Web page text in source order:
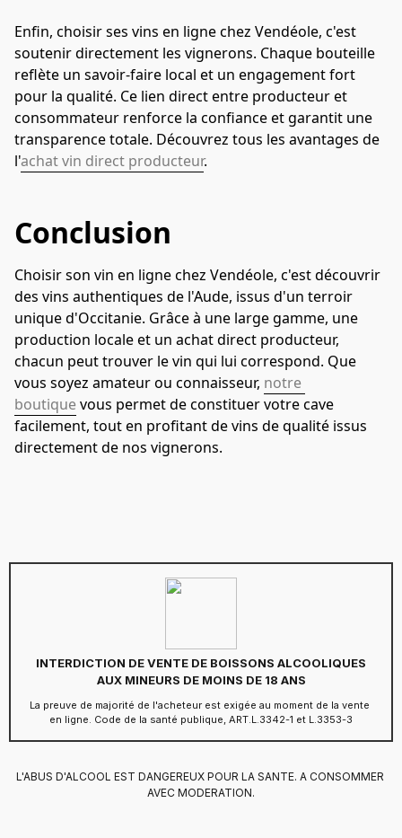
Enfin, choisir ses vins en ligne chez Vendéole, c'est
soutenir directement les vignerons. Chaque bouteille
reflète un savoir-faire local et un engagement fort
pour la qualité. Ce lien direct entre producteur et
consommateur renforce la confiance et garantit une
transparence totale. Découvrez tous les avantages de
l'achat vin direct producteur.
Conclusion
Choisir son vin en ligne chez Vendéole, c'est découvrir
des vins authentiques de l'Aude, issus d'un terroir
unique d'Occitanie. Grâce à une large gamme, une
production locale et un achat direct producteur,
chacun peut trouver le vin qui lui correspond. Que
vous soyez amateur ou connaisseur, notre
boutique vous permet de constituer votre cave
facilement, tout en profitant de vins de qualité issus
directement de nos vignerons.
INTERDICTION DE VENTE DE BOISSONS ALCOOLIQUES
AUX MINEURS DE MOINS DE 18 ANS
La preuve de majorité de l'acheteur est exigée au moment de la vente
en ligne. Code de la santé publique, ART.L.3342-1 et L.3353-3
L'ABUS D'ALCOOL EST DANGEREUX POUR LA SANTE. A CONSOMMER
AVEC MODERATION.